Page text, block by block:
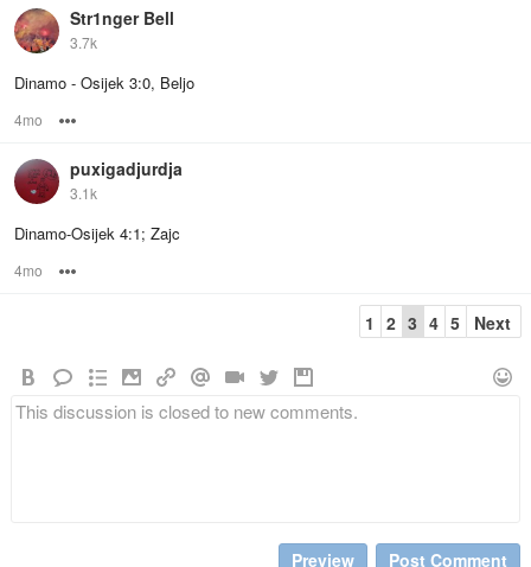
Str1nger Bell
3.7k
Dinamo - Osijek 3:0, Beljo
4mo
puxigadjurdja
3.1k
Dinamo-Osijek 4:1; Zajc
4mo
1 2 3 4 5 Next